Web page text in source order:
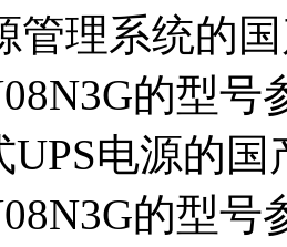
管理系统的
的型号
UPS电源的
的型号